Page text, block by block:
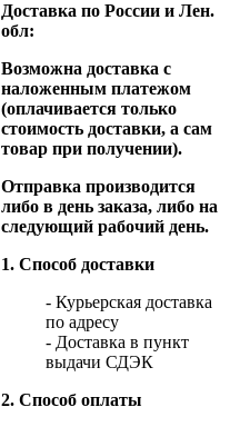
Доставка по России и Лен.
обл:
Возможна доставка с
наложенным платежом
(оплачивается только
стоимость доставки, а сам
товар при получении).
Отправка производится
либо в день заказа, либо на
следующий рабочий день.
1. Способ доставки
- Курьерская доставка
по адресу
- Доставка в пункт
выдачи СДЭК
2. Способ оплаты